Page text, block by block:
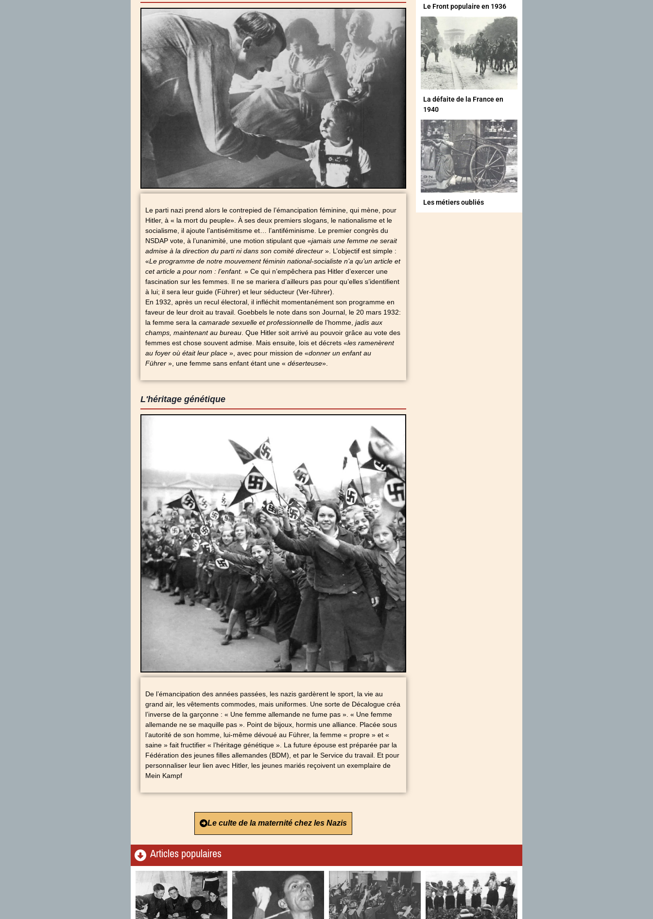
Le parti nazi prend alors le contrepied de l’émancipation féminine, qui mène, pour
Hitler, à « la mort du peuple». À ses deux premiers slogans, le nationalisme et le
socialisme, il ajoute l’antisémitisme et… l’antiféminisme. Le premier congrès du
NSDAP vote, à l’unanimité, une motion stipulant que «jamais une femme ne serait
admise à la direction du parti ni dans son comité directeur». L’objectif est simple :
«Le programme de notre mouvement féminin national-socialiste n’a qu’un article et
cet article a pour nom : l’enfant. » Ce qui n’empêchera pas Hitler d’exercer une
fascination sur les femmes. Il ne se mariera d’ailleurs pas pour qu’elles s’identifient
à lui; il sera leur guide (Führer) et leur séducteur (Ver-führer).
En 1932, après un recul électoral, il infléchit momentanément son programme en
faveur de leur droit au travail. Goebbels le note dans son Journal, le 20 mars 1932:
la femme sera la camarade sexuelle et professionnellede l’homme, jadis aux
champs, maintenant au bureau. Que Hitler soit arrivé au pouvoir grâce au vote des
femmes est chose souvent admise. Mais ensuite, lois et décrets «les ramenèrent
au foyer où était leur place », avec pour mission de «donner un enfant au
Führer», une femme sans enfant étant une « déserteuse».
L'héritage génétique
De l’émancipation des années passées, les nazis gardèrent le sport, la vie au
grand air, les vêtements commodes, mais uniformes. Une sorte de Décalogue créa
l’inverse de la garçonne : « Une femme allemande ne fume pas ». « Une femme
allemande ne se maquille pas ». Point de bijoux, hormis une alliance. Placée sous
l’autorité de son homme, lui-même dévoué au Führer, la femme « propre » et «
saine » fait fructifier « l’héritage génétique ». La future épouse est préparée par la
Fédération des jeunes filles allemandes (BDM), et par le Service du travail. Et pour
personnaliser leur lien avec Hitler, les jeunes mariés reçoivent un exemplaire de
Mein Kampf
Le culte de la maternité chez les Nazis
Le Front populaire en 1936
La défaite de la France en
1940
Les métiers oubliés
Articles populaires